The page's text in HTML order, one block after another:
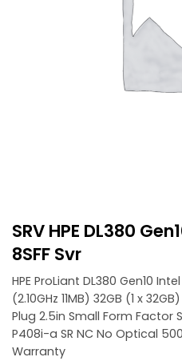
SRV HPE DL380
8SFF Svr
HPE ProLiant DL380 Gen10
(2.10GHz 11MB) 32GB (1 x
Plug 2.5in Small Form Factor
P408i-a SR NC No Optical
Warranty